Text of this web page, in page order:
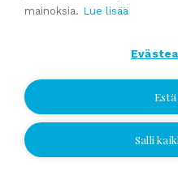
valmistaudut
Kumppaniblogi: Avio-
Yrityskauppablogi: Miksi
yrityskaupassa?
Yrityskauppablogi:Jätä
mainoksia. Lue lisää
Salli